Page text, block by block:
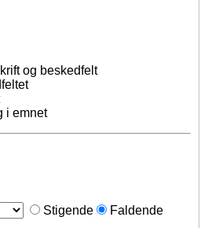
og beskedfelt
i emnet
Stigende
Faldende